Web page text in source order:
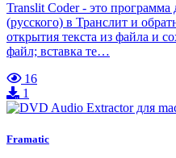
Translit Coder - это
(русского) в Транслит и
открытия текста из файла и
файл; вставка те…
16
1
Framatic